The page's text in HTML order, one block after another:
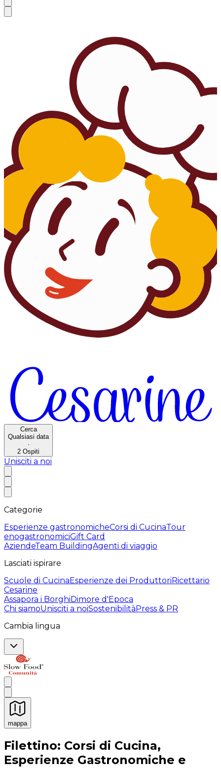
Cerca
Qualsiasi data
·
2 Ospiti
Unisciti a noi
Categorie
Esperienze gastronomicheCorsi di CucinaTour
enogastronomiciGift Card
AziendeTeam BuildingAgenti di viaggio
Lasciati ispirare
Scuole di CucinaEsperienze dei ProduttoriRicettario
Cesarine
Assapora i BorghiDimore d'Epoca
Chi siamoUnisciti a noiSostenibilitàPress & PR
Cambia lingua
mappa
Esperienze culinarie indimenticabili: Esperienze
Filettino: Corsi di Cucina,
Esperienze Gastronomiche e